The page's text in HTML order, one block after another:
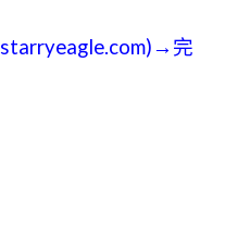
starryeagle.com)→完